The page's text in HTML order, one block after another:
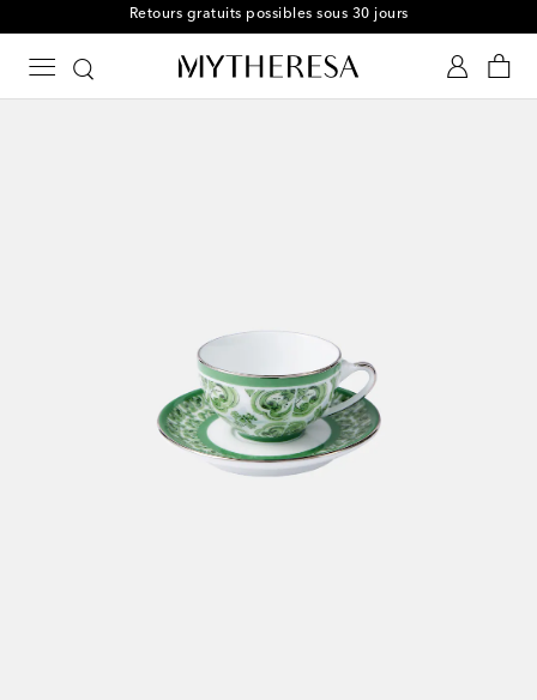
Retours gratuits possibles sous 30 jours